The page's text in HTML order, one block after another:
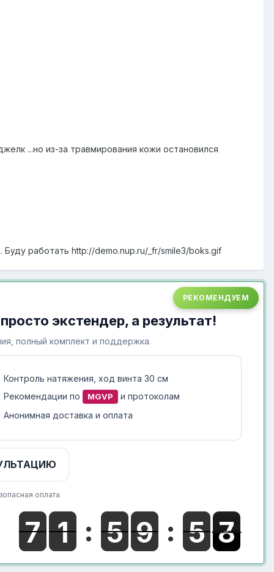
...но из-за травмирования кожи остановился
Буду работать http://demo.nup.ru/_fr/smile3/boks.gif
РЕКОМЕНДУЕМ
экстендер, а результат!
полный комплект и поддержка.
Контроль натяжения, ход винта 30 см
Рекомендации по MGVP
и протоколам
Анонимная доставка и оплата
оплата